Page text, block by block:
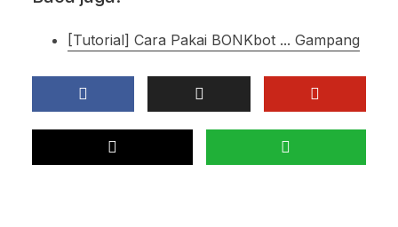
[Tutorial] Cara Pakai BONKbot ... Gampang